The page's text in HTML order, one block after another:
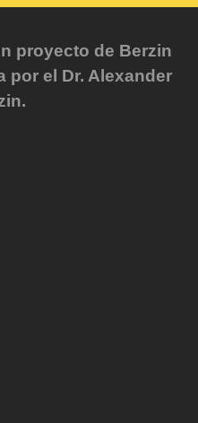
proyecto de Berzin
por el Dr. Alexander